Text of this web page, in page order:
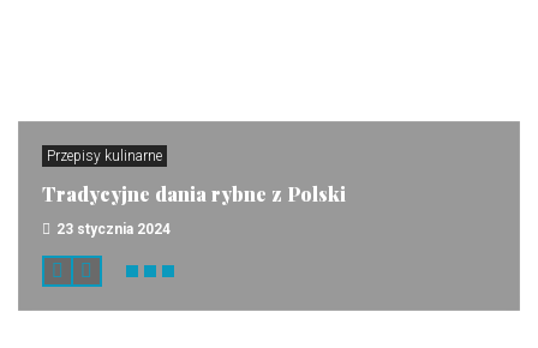
Przepisy kulinarne
Tradycyjne dania rybne z Polski
23 stycznia 2024